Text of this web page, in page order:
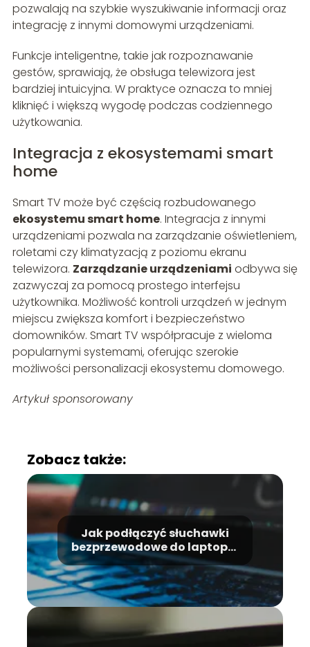
pozwalają na szybkie wyszukiwanie informacji oraz
integrację z innymi domowymi urządzeniami.
Funkcje inteligentne, takie jak rozpoznawanie
gestów, sprawiają, że obsługa telewizora jest
bardziej intuicyjna. W praktyce oznacza to mniej
kliknięć i większą wygodę podczas codziennego
użytkowania.
Integracja z ekosystemami smart
home
Smart TV może być częścią rozbudowanego
ekosystemu smart home. Integracja z innymi
urządzeniami pozwala na zarządzanie oświetleniem,
roletami czy klimatyzacją z poziomu ekranu
telewizora. Zarządzanie urządzeniami odbywa się
zazwyczaj za pomocą prostego interfejsu
użytkownika. Możliwość kontroli urządzeń w jednym
miejscu zwiększa komfort i bezpieczeństwo
domowników. Smart TV współpracuje z wieloma
popularnymi systemami, oferując szerokie
możliwości personalizacji ekosystemu domowego.
Artykuł sponsorowany
Zobacz także:
Jak podłączyć słuchawki
bezprzewodowe do laptopa:
Prosty przewodnik